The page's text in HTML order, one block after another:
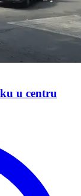
u centru